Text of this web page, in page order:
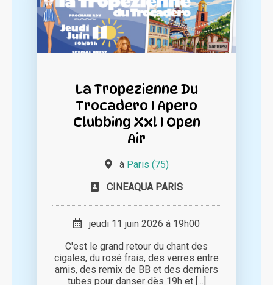
La Tropezienne Du
Trocadero I Apero
Clubbing Xxl I Open
Air
à Paris (75)
CINEAQUA PARIS
jeudi 11 juin 2026 à 19h00
C'est le grand retour du chant des
cigales, du rosé frais, des verres entre
amis, des remix de BB et des derniers
tubes pour danser dès 19h et [...]